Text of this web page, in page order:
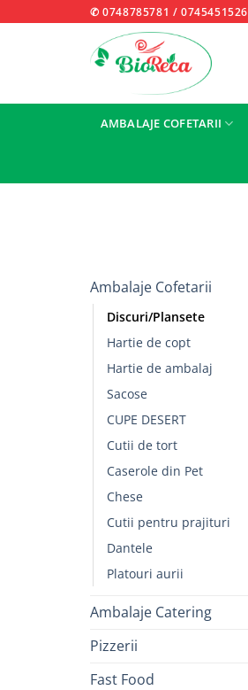
✆ 0748785781 /0745451526
AMBALAJE COFETARII
Ambalaje Cofetarii
Discuri/Plansete
Hartie de copt
Hartie de ambalaj
Sacose
CUPE DESERT
Cutii de tort
Caserole din Pet
Chese
Cutii pentru prajituri
Dantele
Platouri aurii
Ambalaje Catering
Pizzerii
Fast Food